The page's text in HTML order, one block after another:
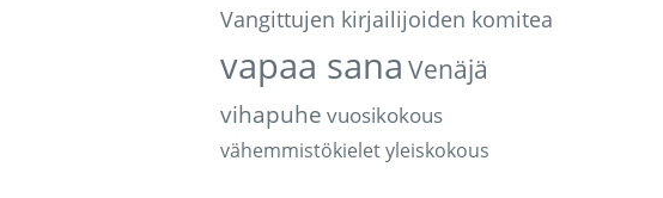
Vangittujen kirjailijoiden komitea
vapaa sana Venäjä
vihapuhe vuosikokous
vähemmistökieletyleiskokous